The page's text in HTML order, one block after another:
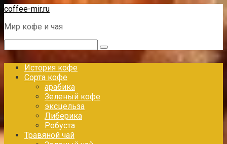
Перейти
контенту
coffee-mir.ru
Мир кофе и чая
Поиск:
История кофе
Сорта кофе
арабика
Зеленый кофе
эксцельза
Либерика
Робуста
Травяной чай